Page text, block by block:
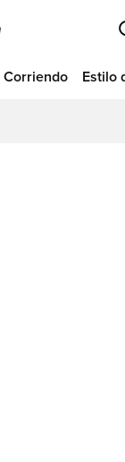
Corriendo Estilo